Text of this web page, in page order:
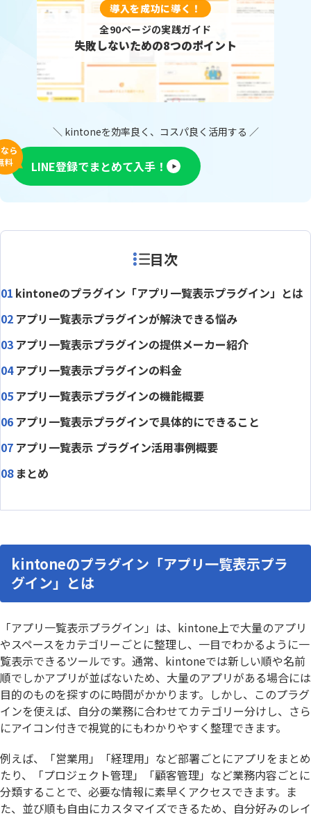
導入を成功に導く！
全90ページの実践ガイド
失敗しないための8つのポイント
＼ kintoneを効率良く、コスパ良く活用する ／
ら
料
LINE登録でまとめて入手！
目次
kintoneのプラグイン「アプリ一覧表示プラグイン」とは
アプリ一覧表示プラグインが解決できる悩み
アプリ一覧表示プラグインの提供メーカー紹介
アプリ一覧表示プラグインの料金
アプリ一覧表示プラグインの機能概要
アプリ一覧表示プラグインで具体的にできること
アプリ一覧表示 プラグイン活用事例概要
まとめ
kintoneのプラグイン「アプリ一覧表示プラ
グイン」とは
「アプリ一覧表示プラグイン」は、kintone上で大量のアプリ
やスペースをカテゴリーごとに整理し、一目でわかるように一
覧表示できるツールです。通常、kintoneでは新しい順や名前
順でしかアプリが並ばないため、大量のアプリがある場合には
目的のものを探すのに時間がかかります。しかし、このプラグ
インを使えば、自分の業務に合わせてカテゴリー分けし、さら
にアイコン付きで視覚的にもわかりやすく整理できます。
例えば、「営業用」「経理用」など部署ごとにアプリをまとめ
たり、「プロジェクト管理」「顧客管理」など業務内容ごとに
分類することで、必要な情報に素早くアクセスできます。ま
た、並び順も自由にカスタマイズできるため、自分好みのレイ